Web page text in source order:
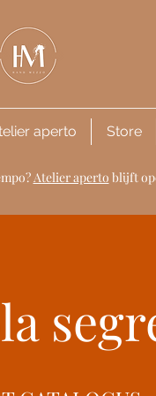
aperto Store
Atelier aperto blijft